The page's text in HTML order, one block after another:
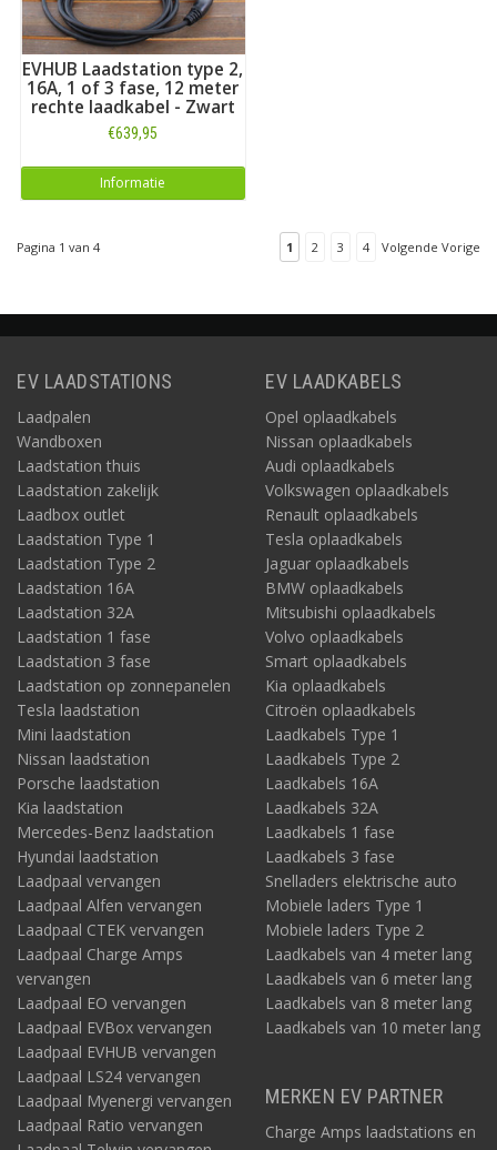
EVHUB Laadstation type 2,
16A, 1 of 3 fase, 12 meter
rechte laadkabel - Zwart
€639,95
Informatie
Pagina 1 van 4 1 2 3 4 Volgende Vorige
EV LAADSTATIONS
Laadpalen
Wandboxen
Laadstation thuis
Laadstation zakelijk
Laadbox outlet
Laadstation Type 1
Laadstation Type 2
Laadstation 16A
Laadstation 32A
Laadstation 1 fase
Laadstation 3 fase
Laadstation op zonnepanelen
Tesla laadstation
Mini laadstation
Nissan laadstation
Porsche laadstation
Kia laadstation
Mercedes-Benz laadstation
Hyundai laadstation
Laadpaal vervangen
Laadpaal Alfen vervangen
Laadpaal CTEK vervangen
Laadpaal Charge Amps
vervangen
Laadpaal EO vervangen
Laadpaal EVBox vervangen
Laadpaal EVHUB vervangen
Laadpaal LS24 vervangen
Laadpaal Myenergi vervangen
Laadpaal Ratio vervangen
EV LAADKABELS
Opel oplaadkabels
Nissan oplaadkabels
Audi oplaadkabels
Volkswagen oplaadkabels
Renault oplaadkabels
Tesla oplaadkabels
Jaguar oplaadkabels
BMW oplaadkabels
Mitsubishi oplaadkabels
Volvo oplaadkabels
Smart oplaadkabels
Kia oplaadkabels
Citroën oplaadkabels
Laadkabels Type 1
Laadkabels Type 2
Laadkabels 16A
Laadkabels 32A
Laadkabels 1 fase
Laadkabels 3 fase
Snelladers elektrische auto
Mobiele laders Type 1
Mobiele laders Type 2
Laadkabels van 4 meter lang
Laadkabels van 6 meter lang
Laadkabels van 8 meter lang
Laadkabels van 10 meter lang
MERKEN EV PARTNER
Charge Amps laadstations en